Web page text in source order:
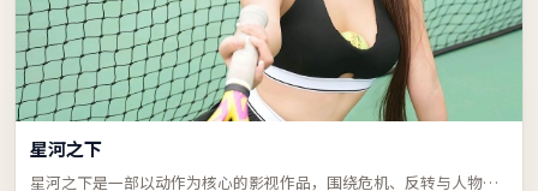
星河之下
星河之下是一部以动作为核心的影视作品，围绕危机、反转与人物成